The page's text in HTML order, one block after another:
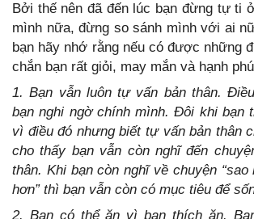
Bởi thế nên đã đến lúc bạn đừng tự ti
mình nữa, đừng so sánh mình với ai
bạn hãy nhớ rằng nếu có được những
chắn bạn rất giỏi, may mắn và hạnh
1. Bạn vẫn luôn tự vấn bản thân.
bạn nghi ngờ chính mình. Đôi khi bạn
vì điều đó nhưng biết tự vấn bản thân
cho thấy bạn vẫn còn nghĩ đến
thân. Khi bạn còn nghĩ về chuyện
hơn” thì bạn vẫn còn có mục tiêu để
2. Bạn có thể ăn vì bạn thích ăn.